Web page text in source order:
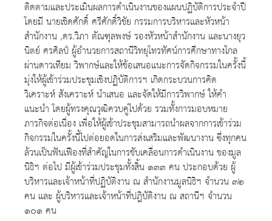
ติดตามและประเมินผลการดำเนินงานของแผนปฏิบัติการประจำปี
โดยมี นายเชิดศักดิ์ ศรีศักดิ์วิชัย กรรมการบริหารและหัวหน้า
สำนักงาน ,ดร.วิภา ตัณฑุลพงษ์ รองหัวหน้าสำนักงาน และนางยุว
นิตย์ ศรศิลป์ ผู้อำนวยการสถานีวิทยุโทรทัศน์การศึกษาทางไกล
ผ่านดาวเทียม วิพากษ์และให้ข้อเสนอแนะการจัดกิจกรรมในครั้งนี้
มุ่งให้ผู้เข้าร่วมประชุมเชิงปฏิบัติการฯ เกิดกระบวนการคิด
วิเคราะห์ สังเคราะห์ นำเสนอ และจัดให้มีการวิพากษ์ ให้คำ
แนะนำ โดยผู้ทรงคุณวุฒิควบคู่ไปด้วย รวมทั้งการมอบหมาย
ภารกิจต่อเนื่อง เพื่อให้ผู้เข้าประชุมสามารถนำผลจากการเข้าร่วม
กิจกรรมในครั้งนี้ไปต่อยอดในการส่งเสริมและพัฒนางาน ซึ่งทุกคน
ล้วนเป็นฟันเฟืองที่สำคัญในการขับเคลื่อนการดำเนินงาน ของมูล
นิธิฯ ต่อไป มีผู้เข้าร่วมประชุมทั้งสิ้น ๑๓๓ คน ประกอบด้วย ผู้
บริหารและเจ้าหน้าที่ปฏิบัติงาน ณ สำนักงานมูลนิธิฯ จำนวน ๓๒
คน และ ผู้บริหารและเจ้าหน้าที่ปฎิบัติงาน ณ สถานีฯ จำนวน
๑๐๑ คน